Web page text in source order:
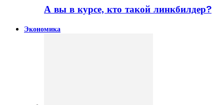
А вы в курсе, кто такой линкбилдер?
Экономика